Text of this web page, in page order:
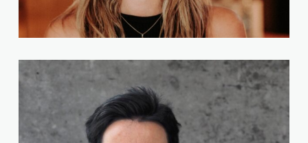
Theresa Planer